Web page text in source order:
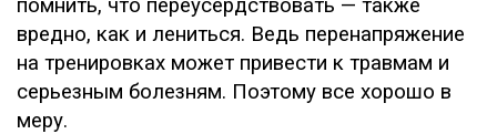
помнить, что переусердствовать — также
вредно, как и лениться. Ведь перенапряжение
на тренировках может привести к травмам и
серьезным болезням. Поэтому все хорошо в
меру.